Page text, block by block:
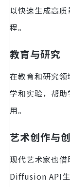
以快速生成高
程。
教育与研究
在教育和研究
学和实验，帮
用。
艺术创作与
现代艺术家也
Diffusion API